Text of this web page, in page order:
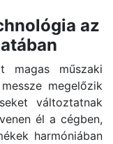
az
magas műszaki
megelőzik
változtatnak
él a cégben,
harmóniában